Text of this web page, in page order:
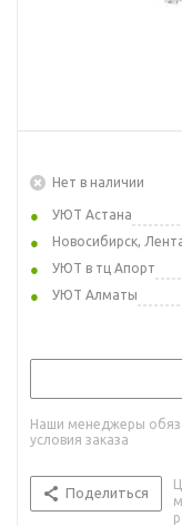
Нет в наличии
УЮТ Астана
Новосибирск,
УЮТ в тц Апорт
УЮТ Алматы
Наши менеджеры
условия заказа
Поделиться